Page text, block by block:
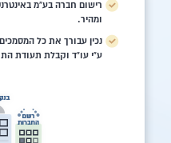
רישום חברה בע"מ
ומהיר.
נכין עבורך את כל
ע"י עו"ד וקבלת תעודת